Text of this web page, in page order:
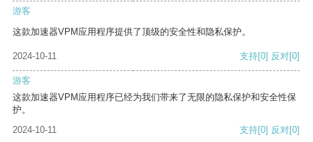
游客
这款加速器VPM应用程序提供了顶级的安全性和隐私保护。
2024-10-11 支持[0] 反对[0]
游客
这款加速器VPM应用程序已经为我们带来了无限的隐私保护和安全性保
护。
2024-10-11
支持[0] 反对[0]